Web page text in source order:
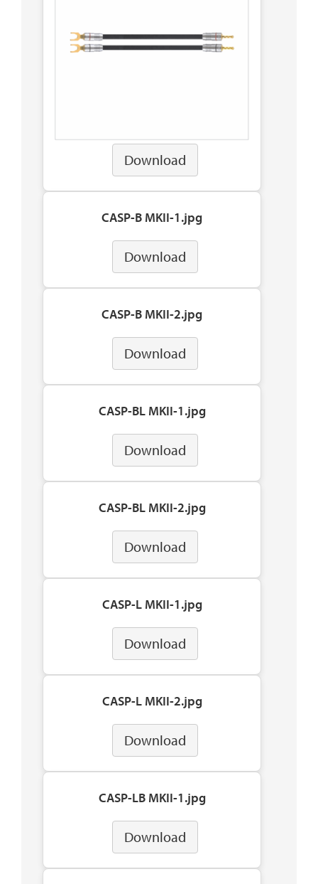
Download
CASP-B MKII-1.jpg
Download
CASP-B MKII-2.jpg
Download
CASP-BL MKII-1.jpg
Download
CASP-BL MKII-2.jpg
Download
CASP-L MKII-1.jpg
Download
CASP-L MKII-2.jpg
Download
CASP-LB MKII-1.jpg
Download